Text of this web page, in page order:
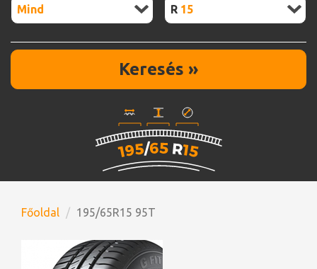
Mind R15
Keresés »
Főoldal 195/65R15 95T